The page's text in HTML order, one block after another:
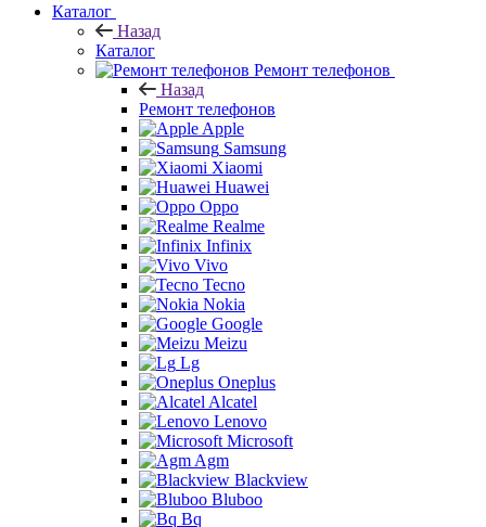
Каталог
Назад
Каталог
Ремонт телефонов
Назад
Ремонт телефонов
Apple
Samsung
Xiaomi
Huawei
Oppo
Realme
Infinix
Vivo
Tecno
Nokia
Google
Meizu
Lg
Oneplus
Alcatel
Lenovo
Microsoft
Agm
Blackview
Bluboo
Bq